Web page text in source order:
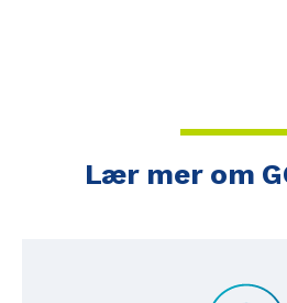
Lær mer om